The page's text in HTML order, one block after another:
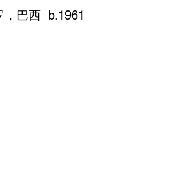
，巴西 b.1961